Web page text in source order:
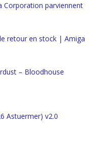
Corporation parviennent
retour en stock | Amiga
– Bloodhouse
Astuermer) v2.0